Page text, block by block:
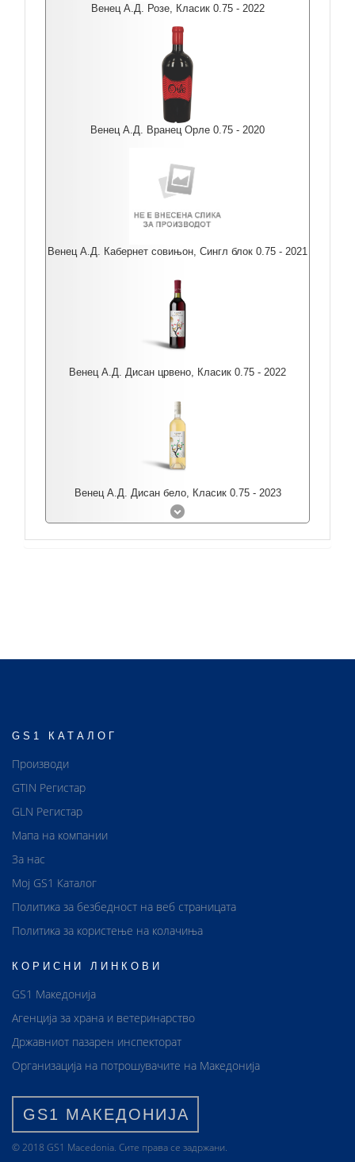
Венец А.Д. Розе, Класик 0.75 - 2022
Венец А.Д. Вранец Орле 0.75 - 2020
Венец А.Д. Кабернет совињон, Сингл блок 0.75 - 2021
Венец А.Д. Дисан црвено, Класик 0.75 - 2022
Венец А.Д. Дисан бело, Класик 0.75 - 2023
GS1 КАТАЛОГ
Производи
GTIN Регистар
GLN Регистар
Мапа на компании
За нас
Мој GS1 Каталог
Политика за безбедност на веб страницата
Политика за користење на колачиња
КОРИСНИ ЛИНКОВИ
GS1 Македонија
Агенција за храна и ветеринарство
Државниот пазарен инспекторат
Организација на потрошувачите на Македонија
GS1 МАКЕДОНИЈА
© 2018 GS1 Маcedonia. Сите права се задржани.